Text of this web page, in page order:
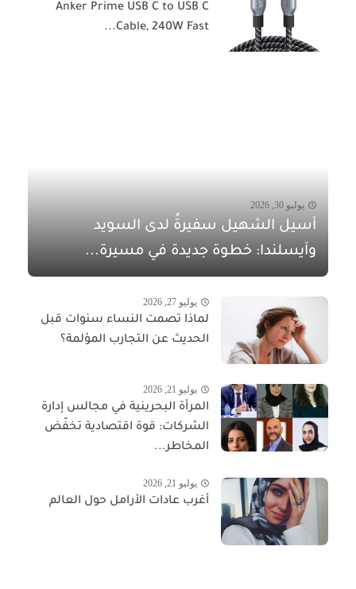
Anker Prime USB C to USB C
Cable, 240W Fast...
يوليو 30, 2026
أسيل الشهيل سفيرةً لدى السويد
وآيسلندا: خطوة جديدة في مسيرة...
يوليو 27, 2026
لماذا تصمت النساء سنوات قبل
الحديث عن التجارب المؤلمة؟
يوليو 21, 2026
المرأة البحرينية في مجالس إدارة
الشركات: قوة اقتصادية تخفّض
المخاطر...
يوليو 21, 2026
أغرب عادات الأرامل حول العالم